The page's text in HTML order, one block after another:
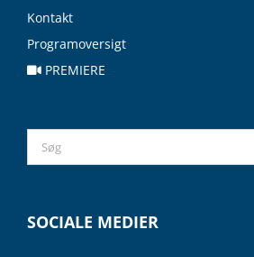
Kontakt
Programoversigt
PREMIERE
Search
for:
SOCIALE MEDIER